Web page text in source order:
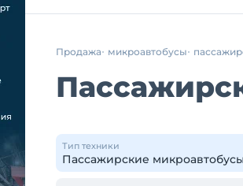
Продажа микроавтобусы
Тип техники